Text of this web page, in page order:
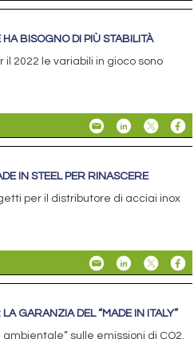
BISOGNO DI PIÙ STABILITÀ
il 2022 le variabili in gioco sono
IN STEEL PER RINASCERE
per il distributore di acciai inox
GARANZIA DEL “MADE IN ITALY”
sulle emissioni di CO2.